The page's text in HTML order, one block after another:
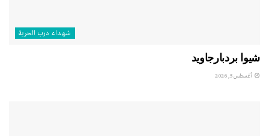
شهداء درب الحرية
شيوا بردبارجاويد
أغسطس 5, 2026